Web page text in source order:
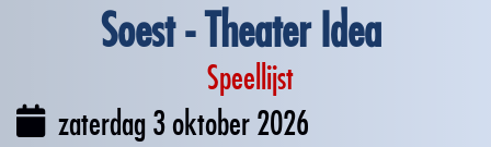
Soest - Theater Idea
Speellijst
zaterdag 3 oktober 2026